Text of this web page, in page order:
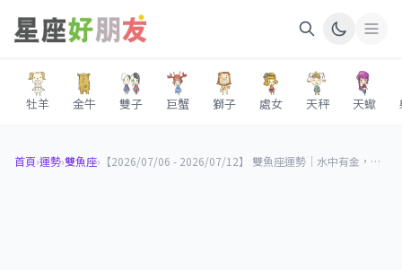
牡羊 金牛 雙子 巨蟹 獅子 處女 天秤 天蠍
首頁›運勢›雙魚座› 【2026/07/06 - 2026/07/12】 雙魚座運勢｜水中有金，直覺帶你找到對的錢路